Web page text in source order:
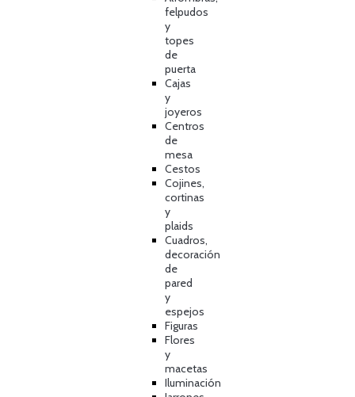
felpudos
y
topes
de
puerta
Cajas
y
joyeros
Centros
de
mesa
Cestos
Cojines,
cortinas
y
plaids
Cuadros,
decoración
de
pared
y
espejos
Figuras
Flores
y
macetas
Iluminación